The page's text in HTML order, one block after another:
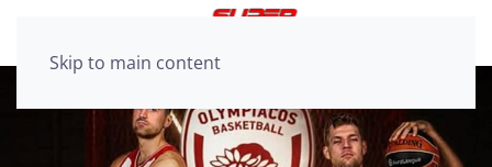
Skip to main content